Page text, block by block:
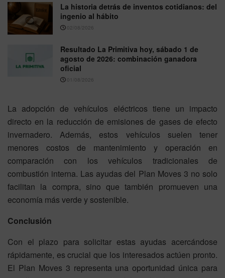
La historia detrás de inventos cotidianos: del
ingenio al hábito
02/08/2026
Resultado La Primitiva hoy, sábado 1 de
agosto de 2026: combinación ganadora
oficial
01/08/2026
La adopción de vehículos eléctricos tiene un impacto
directo en la reducción de emisiones de gases de efecto
invernadero. Además, estos vehículos suelen tener
menores costos de mantenimiento y operación en
comparación con los vehículos tradicionales de
combustión interna. Las ayudas del Plan Moves 3 no solo
facilitan la compra, sino que también promueven una
economía más verde y sostenible.
Conclusión
Con el plazo para solicitar estas ayudas acercándose
rápidamente, es crucial que los interesados actúen pronto.
El Plan Moves 3 representa una oportunidad única para